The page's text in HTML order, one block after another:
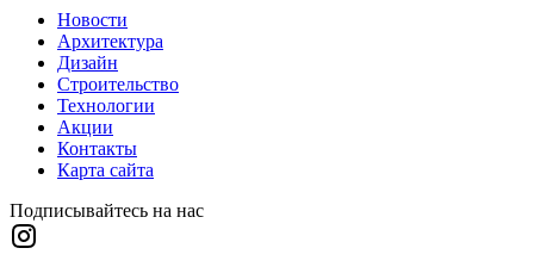
Новости
Архитектура
Дизайн
Строительство
Технологии
Акции
Контакты
Карта сайта
Подписывайтесь на нас